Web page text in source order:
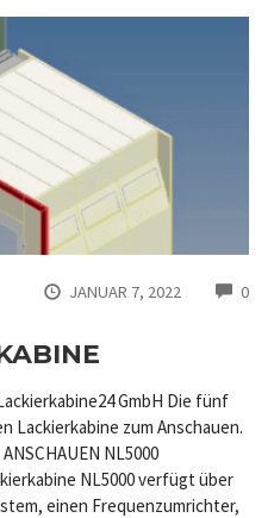
JANUAR 7, 2022 0
GmbH Die fünf
Lackierkabine zum Anschauen.
NL5000
NL5000 verfügt über
einen Frequenzumrichter,